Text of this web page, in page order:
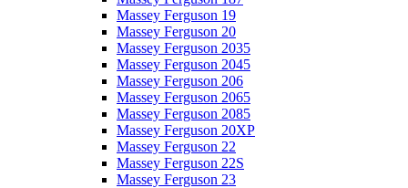
Massey Ferguson 19
Massey Ferguson 20
Massey Ferguson 2035
Massey Ferguson 2045
Massey Ferguson 206
Massey Ferguson 2065
Massey Ferguson 2085
Massey Ferguson 20XP
Massey Ferguson 22
Massey Ferguson 22S
Massey Ferguson 23